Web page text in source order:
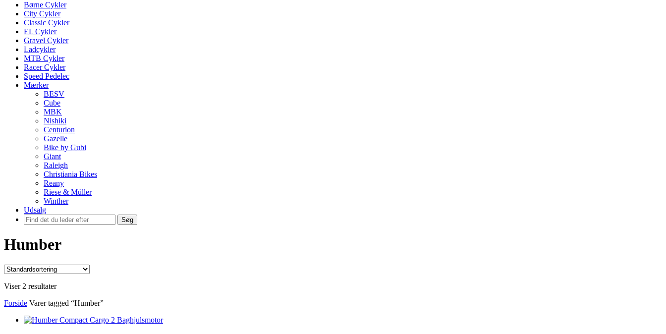
Børne Cykler
City Cykler
Classic Cykler
EL Cykler
Gravel Cykler
Ladcykler
MTB Cykler
Racer Cykler
Speed Pedelec
Mærker
BESV
Cube
MBK
Nishiki
Centurion
Gazelle
Bike by Gubi
Giant
Raleigh
Christiania Bikes
Reany
Riese & Müller
Winther
Udsalg
Søg
Humber
Viser 2 resultater
Forside Varer tagged “Humber”